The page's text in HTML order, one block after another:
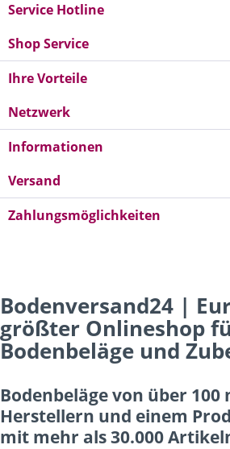
Service Hotline
Shop Service
Ihre Vorteile
Netzwerk
Informationen
Versand
Zahlungsmöglichkeiten
Bodenversand24 |
größter Onlineshop
Bodenbeläge und
Bodenbeläge von über
Herstellern und einem
mit mehr als 30.000